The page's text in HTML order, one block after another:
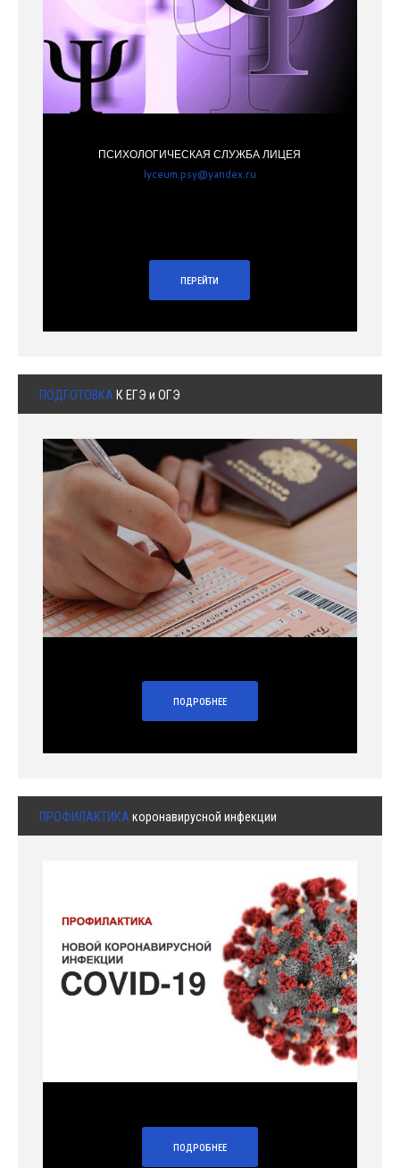
ПСИХОЛОГИЧЕСКАЯ СЛУЖБА ЛИЦЕЯ
lyceum.psy@yandex.ru
ПЕРЕЙТИ
ПОДГОТОВКА К ЕГЭ и ОГЭ
ПОДРОБНЕЕ
ПРОФИЛАКТИКА коронавирусной инфекции
ПОДРОБНЕЕ